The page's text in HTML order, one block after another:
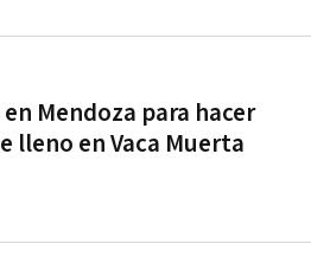
Mendoza para hacer
lleno en Vaca Muerta